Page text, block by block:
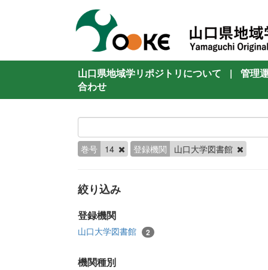
山口県地域学リポジトリについて |
管理
合わせ
巻号 14 登録機関 山口大学図書館
絞り込み
登録機関
山口大学図書館 2
機関種別